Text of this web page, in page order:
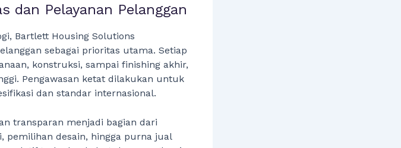
dan Pelayanan Pelanggan
Bartlett Housing Solutions
sebagai prioritas utama. Setiap
konstruksi, sampai finishing akhir,
Pengawasan ketat dilakukan untuk
dan standar internasional.
transparan menjadi bagian dari
pemilihan desain, hingga purna jual